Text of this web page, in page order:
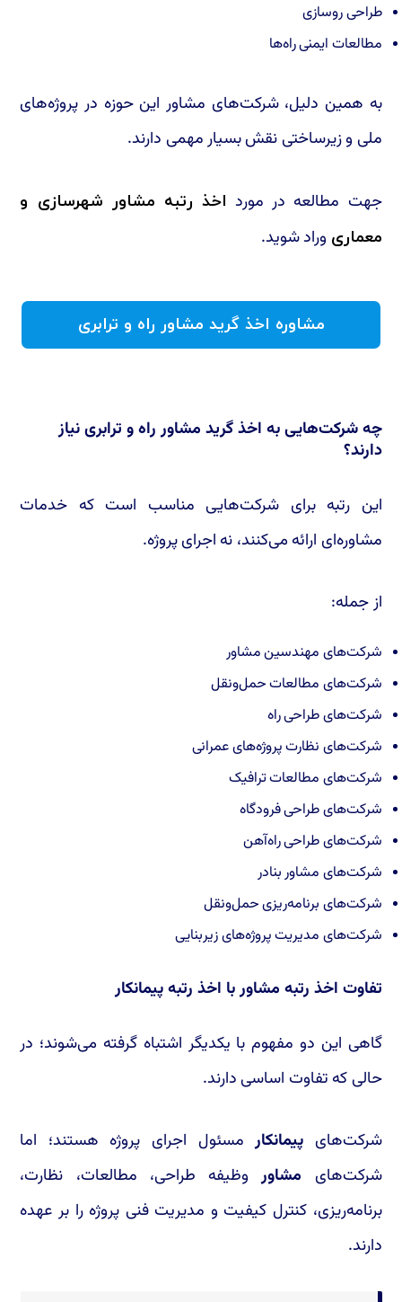
طراحی روسازی
مطالعات ایمنی راه‌ها
به همین دلیل، شرکت‌های مشاور این حوزه در پروژه‌های
ملی و زیرساختی نقش بسیار مهمی دارند.
جهت مطالعه در مورد اخذ رتبه مشاور شهرسازی و
معماری وراد شوید.
مشاوره اخذ گرید مشاور راه و ترابری
چه شرکت‌هایی به اخذ گرید مشاور راه و ترابری نیاز
دارند؟
این رتبه برای شرکت‌هایی مناسب است که خدمات
مشاوره‌ای ارائه می‌کنند، نه اجرای پروژه.
از جمله:
شرکت‌های مهندسین مشاور
شرکت‌های مطالعات حمل‌ونقل
شرکت‌های طراحی راه
شرکت‌های نظارت پروژه‌های عمرانی
شرکت‌های مطالعات ترافیک
شرکت‌های طراحی فرودگاه
شرکت‌های طراحی راه‌آهن
شرکت‌های مشاور بنادر
شرکت‌های برنامه‌ریزی حمل‌ونقل
شرکت‌های مدیریت پروژه‌های زیربنایی
تفاوت اخذ رتبه مشاور با اخذ رتبه پیمانکار
گاهی این دو مفهوم با یکدیگر اشتباه گرفته می‌شوند؛ در
حالی که تفاوت اساسی دارند.
شرکت‌های پیمانکارمسئول اجرای پروژه هستند؛ اما
شرکت‌های مشاوروظیفه طراحی، مطالعات، نظارت،
برنامه‌ریزی، کنترل کیفیت و مدیریت فنی پروژه را بر عهده
دارند.